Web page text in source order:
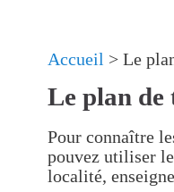
Accueil > Le
Le plan
Pour connaître
pouvez utiliser
localité,